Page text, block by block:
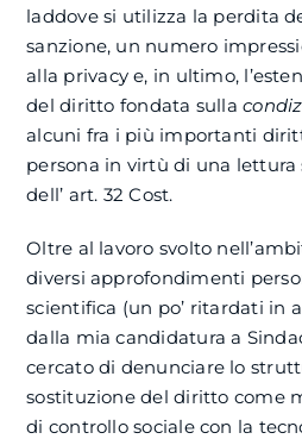
laddove si utilizza la perdita
sanzione, un numero
alla privacy e, in ultimo,
del diritto fondata sulla
alcuni fra i più importanti
persona in virtù di una
dell’ art. 32 Cost.
Oltre al lavoro svolto
diversi approfondimenti
scientifica (un po’ ritardati in
dalla mia candidatura a
cercato di denunciare lo
sostituzione del diritto come
di controllo sociale con la